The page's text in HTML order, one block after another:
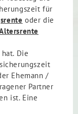
für
oder die
Die
Ehemann /
Partner
ist. Eine